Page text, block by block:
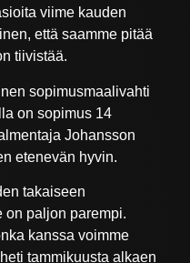
viime kauden
että saamme pitää
tiivistää.
sopimusmaalivahti
on sopimus 14
Johansson
etenevän hyvin.
takaiseen
on paljon parempi.
kanssa voimme
tammikuusta alkaen